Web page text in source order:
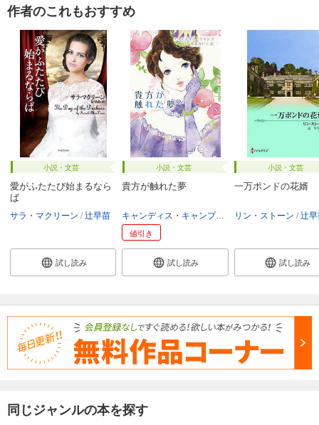
作者のこれもおすすめ
小説・文芸
愛がふたたび始まるなら
ば
サラ・マクリーン 辻早苗
試し読み
小説・文芸
貴方が触れた夢
キャンディス・キャンプ 琴葉かいら
値引き
試し読み
小説・文芸
一万ポンドの花婿
リン・ストーン 辻
試し読み
同じジャンルの本を探す